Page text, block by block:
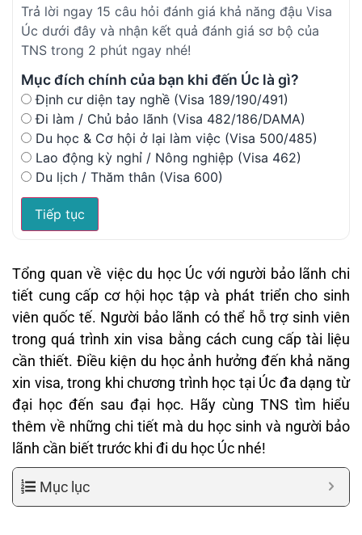
Trả lời ngay 15 câu hỏi đánh giá khả năng đậu Visa
Úc dưới đây và nhận kết quả đánh giá sơ bộ của
TNS trong 2 phút ngay nhé!
Mục đích chính của bạn khi đến Úc là gì?
Định cư diện tay nghề (Visa 189/190/491)
Đi làm / Chủ bảo lãnh (Visa 482/186/DAMA)
Du học & Cơ hội ở lại làm việc (Visa 500/485)
Lao động kỳ nghỉ / Nông nghiệp (Visa 462)
Du lịch / Thăm thân (Visa 600)
Tiếp tục
Tổng quan về việc du học Úc với người bảo lãnh chi
tiết cung cấp cơ hội học tập và phát triển cho sinh
viên quốc tế. Người bảo lãnh có thể hỗ trợ sinh viên
trong quá trình xin visa bằng cách cung cấp tài liệu
cần thiết. Điều kiện du học ảnh hưởng đến khả năng
xin visa, trong khi chương trình học tại Úc đa dạng từ
đại học đến sau đại học. Hãy cùng TNS tìm hiểu
thêm về những chi tiết mà du học sinh và người bảo
lãnh cần biết trước khi đi du học Úc nhé!
Mục lục